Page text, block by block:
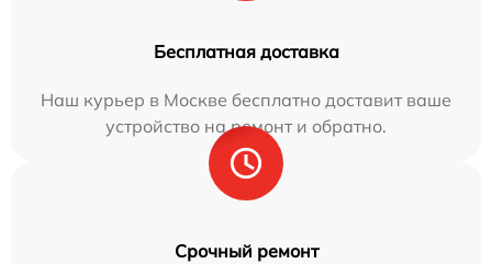
Бесплатная доставка
Наш курьер в Москве бесплатно доставит ваше
устройство на ремонт и обратно.
Срочный ремонт